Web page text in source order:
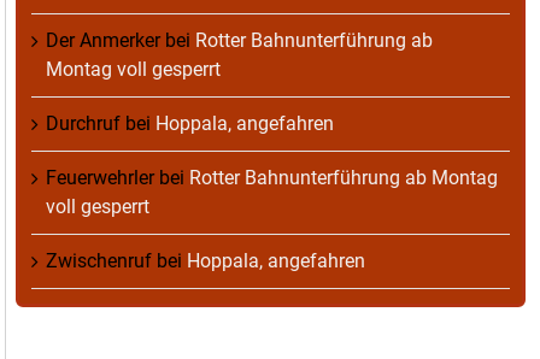
Der Anmerkerbei Rotter Bahnunterführung ab
Montag voll gesperrt
Durchruf bei Hoppala, angefahren
Feuerwehrlerbei Rotter Bahnunterführung ab Montag
voll gesperrt
Zwischenruf bei Hoppala, angefahren